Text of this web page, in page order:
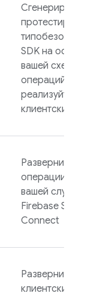
Сгенерируйте
протестируйте
SDK на основе
вашей схемы и
операций, а
реализуйте
клиентский
Разверните
операции для
вашей службы
Firebase SQL
Connect
Разверните
клиентский